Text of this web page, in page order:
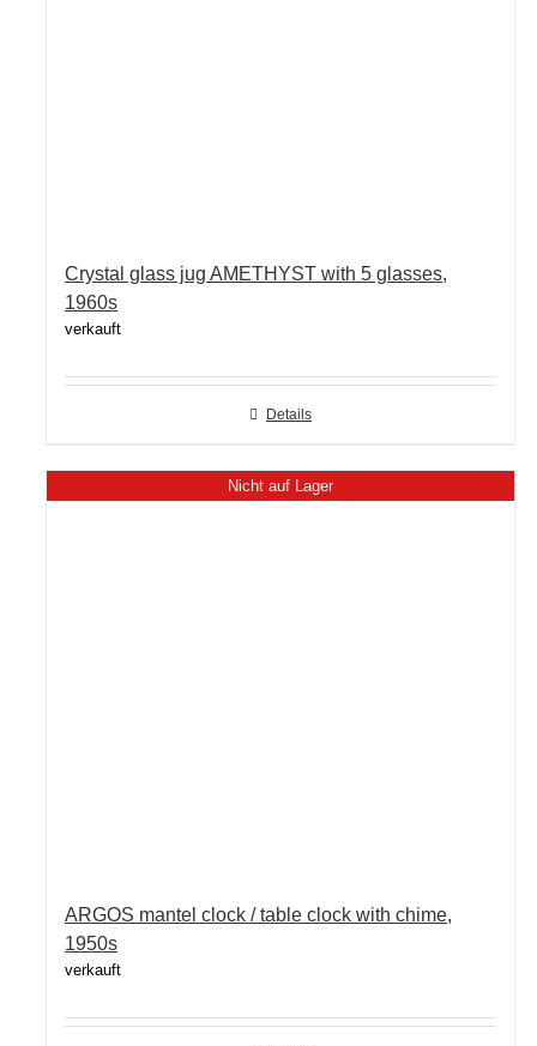
Crystal glass jug AMETHYST with 5 glasses,
1960s
verkauft
Details
Nicht auf Lager
ARGOS mantel clock / table clock with chime,
1950s
verkauft